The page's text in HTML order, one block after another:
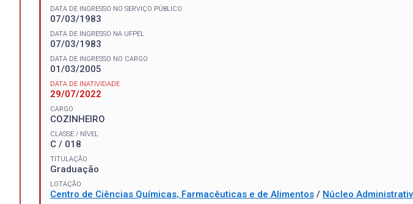
DATA DE INGRESSO NO SERVIÇO PÚBLICO
07/03/1983
DATA DE INGRESSO NA UFPEL
07/03/1983
DATA DE INGRESSO NO CARGO
01/03/2005
DATA DE INATIVIDADE
29/07/2022
CARGO
COZINHEIRO
CLASSE / NÍVEL
C / 018
TITULAÇÃO
Graduação
LOTAÇÃO
Centro de Ciências Químicas, Farmacêuticas e de Alimentos / Núcleo